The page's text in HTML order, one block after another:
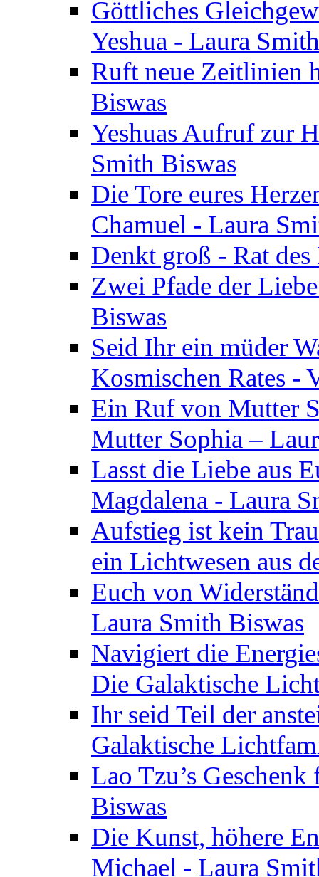
Göttliches
Yeshua - Laura
Ruft neue Zeitlinien
Biswas
Yeshuas Aufruf zur
Smith Biswas
Die Tore eures
Chamuel - Laura
Denkt groß - Rat
Zwei Pfade der
Biswas
Seid Ihr ein müder
Kosmischen Rates -
Ein Ruf von Mutter
Mutter Sophia –
Lasst die Liebe aus
Magdalena - Laura
Aufstieg ist kein
ein Lichtwesen aus
Euch von
Laura Smith Biswas
Navigiert die
Die Galaktische
Ihr seid Teil der
Galaktische
Lao Tzu’s
Biswas
Die Kunst, höhere
Michael - Laura